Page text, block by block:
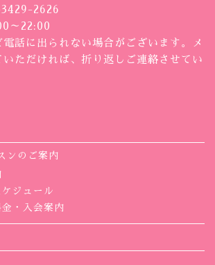
2626
～22:00
話に出られない場合がございます。メ
いただければ、折り返しご連絡させてい
ンのご案内
ケジュール
金・入会案内